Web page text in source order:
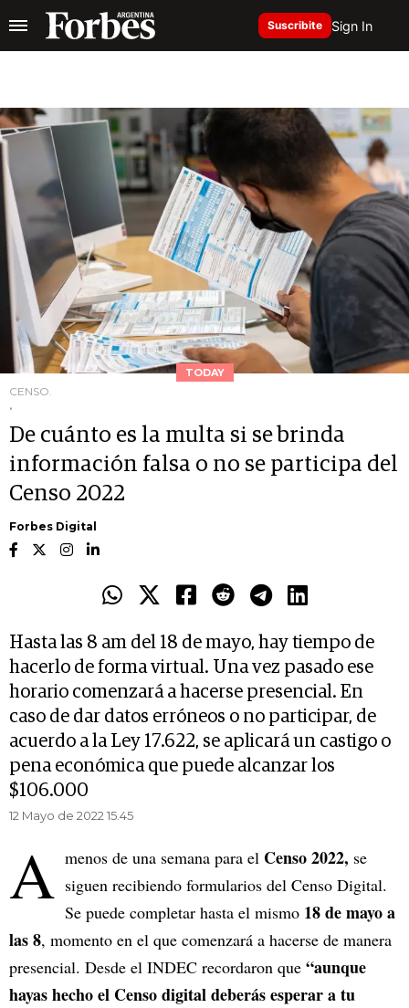
Suscribite Sign In
TODAY
CENSO.
.
De cuánto es la multa si se brinda
información falsa o no se participa del
Censo 2022
Forbes Digital
Hasta las 8 am del 18 de mayo, hay tiempo de
hacerlo de forma virtual. Una vez pasado ese
horario comenzará a hacerse presencial. En
caso de dar datos erróneos o no participar, de
acuerdo a la Ley 17.622, se aplicará un castigo o
pena económica que puede alcanzar los
$106.000
12 Mayo de 2022 15.45
A menos de una semana para el Censo 2022, se
siguen recibiendo formularios del Censo Digital.
Se puede completar hasta el mismo 18 de mayo a
las 8, momento en el que comenzará a hacerse de manera
presencial. Desde el INDEC recordaron que “aunque
hayas hecho el Censo digital deberás esperar a tu